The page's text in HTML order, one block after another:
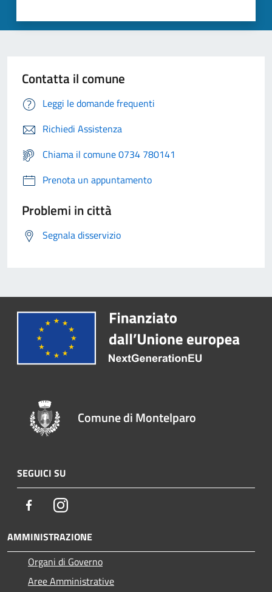
Contatta il comune
Leggi le domande frequenti
Richiedi Assistenza
Chiama il comune 0734 780141
Prenota un appuntamento
Problemi in città
Segnala disservizio
Comune di Montelparo
SEGUICI SU
FacebookInstagram
AMMINISTRAZIONE
Organi di Governo
Aree Amministrative